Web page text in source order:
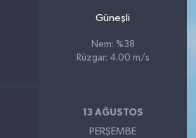
Güneşli
Nem: %38
Rüzgar: 4.00 m/s
13 AĞUSTOS
PERŞEMBE